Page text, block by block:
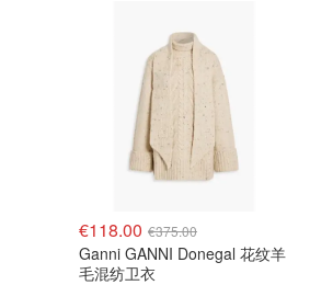
€118.00 €375.00
Ganni GANNI Donegal 花纹羊
毛混纺卫衣